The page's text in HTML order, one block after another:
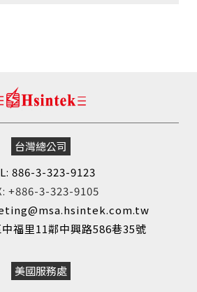
台灣總公司
886-3-323-9123
+886-3-323-9105
福里11鄰中興路586巷35號
美國服務處